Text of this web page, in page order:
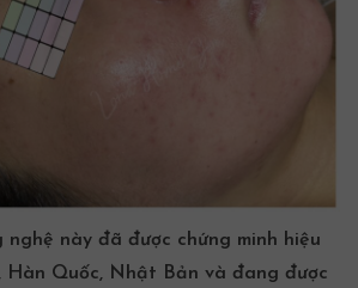
nghệ này đã được chứng minh hiệu
Hàn Quốc, Nhật Bản và đang được